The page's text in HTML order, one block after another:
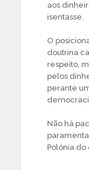
aos
isentasse.
O
doutrina
respeito,
pelos
perante
Não há
Polónia do